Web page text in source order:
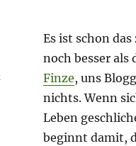
Es ist schon
noch besser als
Finze, uns
nichts. Wenn
Leben
beginnt damit,